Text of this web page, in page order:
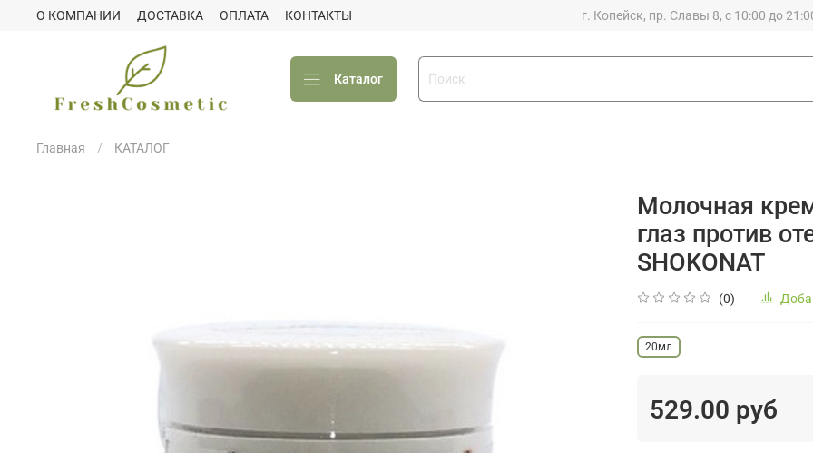
О КОМПАНИИ ДОСТАВКА ОПЛАТА КОНТАКТЫ г. Копейск, пр. Славы 8, с 10:00 до
Каталог
Главная КАТАЛОГ
Молочная
глаз против
SHOKONAT
(0)
20мл
529.00 руб